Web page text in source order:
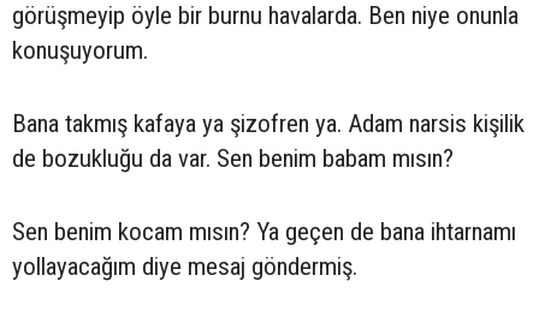
görüşmeyip öyle bir burnu havalarda. Ben niye onunla
konuşuyorum.
Bana takmış kafaya ya şizofren ya. Adam narsis kişilik
de bozukluğu da var. Sen benim babam mısın?
Sen benim kocam mısın? Ya geçen de bana ihtarnamı
yollayacağım diye mesaj göndermiş.